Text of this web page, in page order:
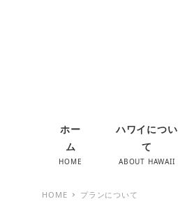
ホー
ム
HOME
ハワイについ
て
ABOUT HAWAII
HOME プランについて